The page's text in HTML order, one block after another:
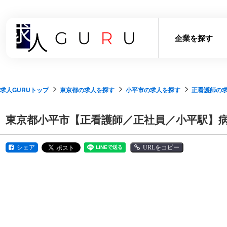
企業を探す
求人GURUトップ 東京都の求人を探す 小平市の求人を探す 正看護師の
東京都小平市【正看護師／正社員／小平駅
シェア URLをコピー